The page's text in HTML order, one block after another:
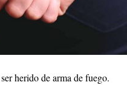
herido de arma de fuego.